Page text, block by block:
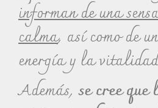
informan de una
calma, así como de
energía y la
Además, se cree